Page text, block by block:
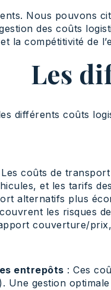
Nous pouvons
des coûts
la compétitivité de
Les
différents coûts
coûts de
et les tarifs
alternatifs plus
les risques
couverture/prix,
entrepôts : Ces
Une gestion